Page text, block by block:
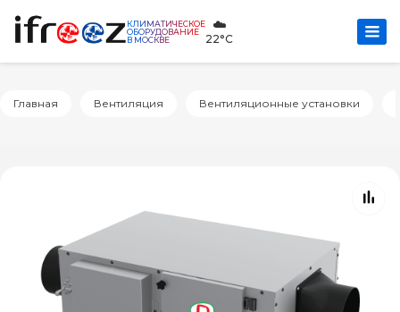
КЛИМАТИЧЕСКОЕ
ОБОРУДОВАНИЕ
В МОСКВЕ
☁️
22°C
Главная Вентиляция Вентиляционные установки